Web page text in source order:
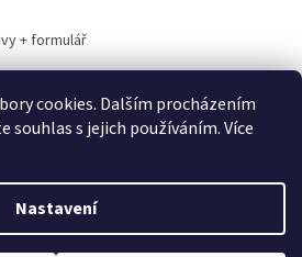
cookies. Dalším procházením
souhlas s jejich používáním. Více
Nastavení
+ formulář